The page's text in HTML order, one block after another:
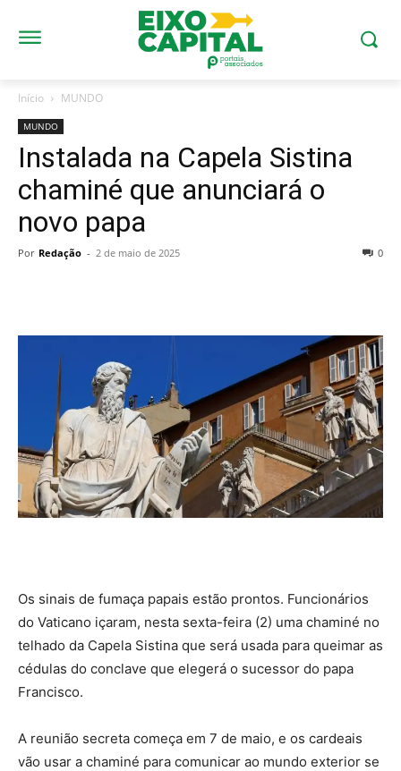
Início MUNDO
MUNDO
Instalada na Capela Sistina
chaminé que anunciará o
novo papa
Por Redação - 2 de maio de 2025 0
Os sinais de fumaça papais estão prontos. Funcionários
do Vaticano içaram, nesta sexta-feira (2) uma chaminé no
telhado da Capela Sistina que será usada para queimar as
cédulas do conclave que elegerá o sucessor do papa
Francisco.
A reunião secreta começa em 7 de maio, e os cardeais
vão usar a chaminé para comunicar ao mundo exterior se